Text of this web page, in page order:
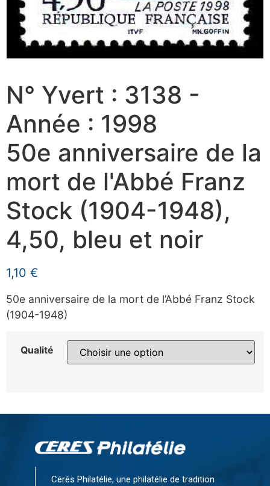
N° Yvert : 3138 -
Année : 1998
50e anniversaire de la
mort de l'Abbé Franz
Stock (1904-1948),
4,50, bleu et noir
1,10 €
50e anniversaire de la mort de l’Abbé Franz Stock
(1904-1948)
Qualité
Cérès Philatélie, une philatélie de tradition